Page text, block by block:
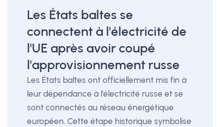
Les États baltes se
connectent à l'électricité de
l'UE après avoir coupé
l'approvisionnement russe
Les États baltes ont officiellement mis fin à
leur dépendance à l'électricité russe et se
sont connectés au réseau énergétique
européen. Cette étape historique symbolise